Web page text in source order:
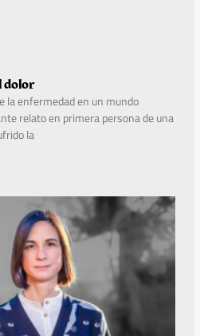
dolor
la enfermedad en un mundo
relato en primera persona de una
la